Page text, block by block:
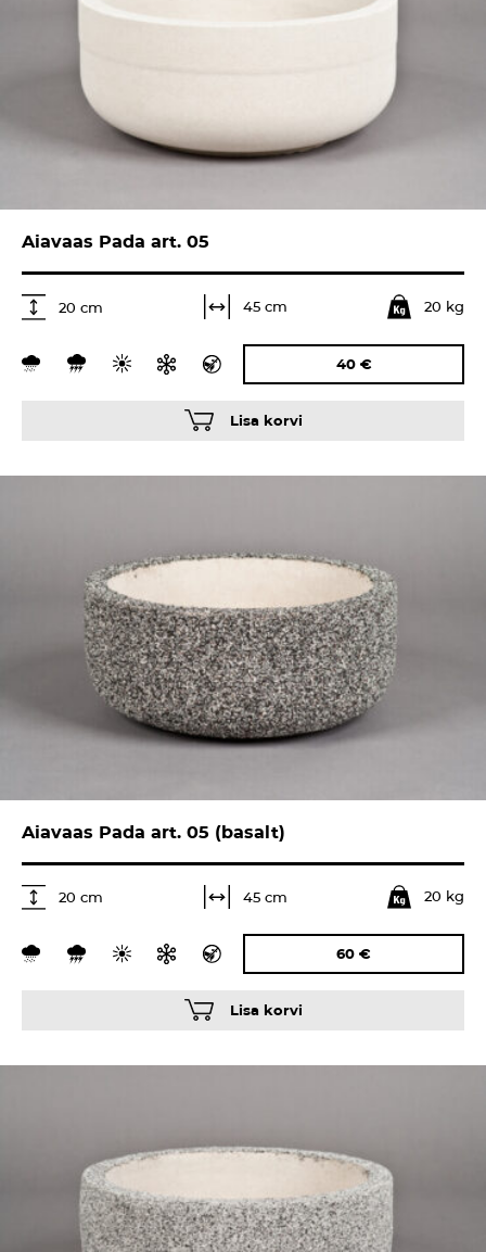
Aiavaas Pada art. 05
20 cm 45 cm 20 kg
40 €
Lisa korvi
Aiavaas Pada art. 05 (basalt)
20 cm 45 cm 20 kg
60 €
Lisa korvi